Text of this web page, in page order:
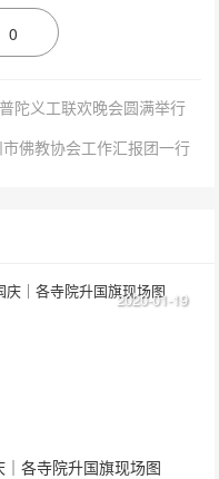
0
陀义工联欢晚会圆满举行
佛教协会工作汇报团一行
｜各寺院升国旗现场图
2020-01-19